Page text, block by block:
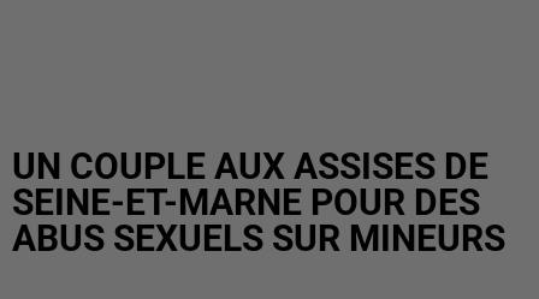
UN COUPLE AUX ASSISES DE
SEINE-ET-MARNE POUR DES
ABUS SEXUELS SUR MINEURS